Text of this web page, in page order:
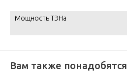
Мощность ТЭНа
Вам также понадобятся